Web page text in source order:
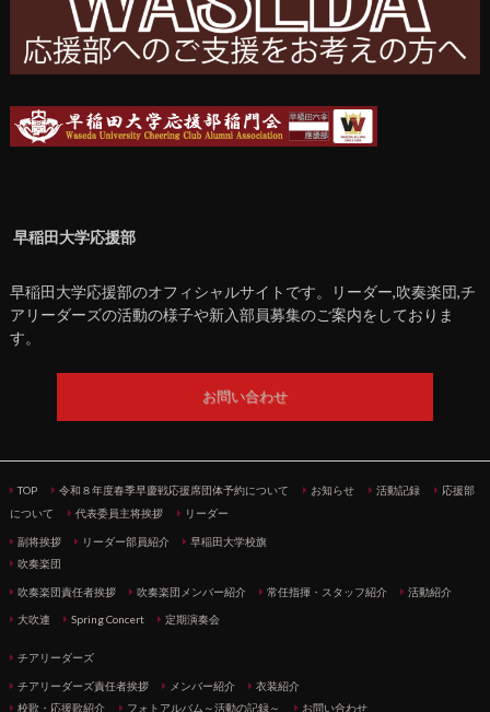
早稲田大学応援部
早稲田大学応援部のオフィシャルサイトです。リーダー,吹奏楽団,チ
アリーダーズの活動の様子や新入部員募集のご案内をしておりま
す。
お問い合わせ
TOP 令和８年度春季早慶戦応援席団体予約について お知らせ 活動記録
応援部
について
代表委員主将挨拶 リーダー
副将挨拶 リーダー部員紹介
早稲田大学校旗
吹奏楽団
吹奏楽団責任者挨拶 吹奏楽団メンバー紹介 常任指揮・スタッフ紹介 活動紹介
大吹連 Spring Concert 定期演奏会
チアリーダーズ
チアリーダーズ責任者挨拶 メンバー紹介
衣装紹介
校歌・応援歌紹介
フォトアルバム～活動の記録～ お問い合わせ